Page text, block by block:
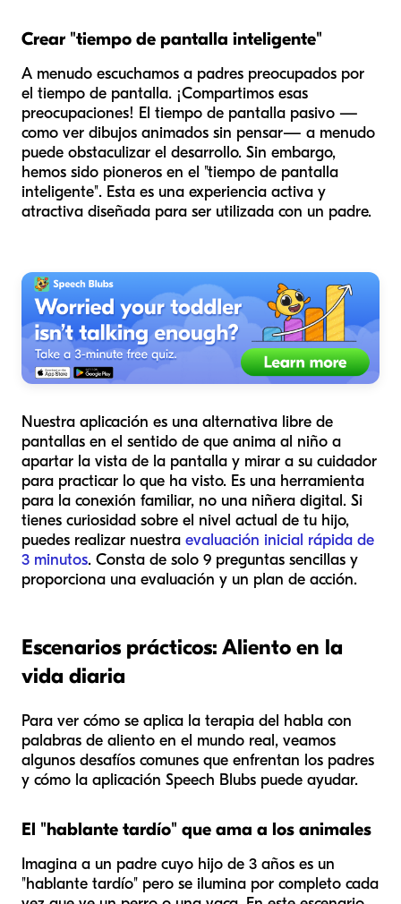
Crear "tiempo de pantalla inteligente"
A menudo escuchamos a padres preocupados por
el tiempo de pantalla. ¡Compartimos esas
preocupaciones! El tiempo de pantalla pasivo —
como ver dibujos animados sin pensar— a menudo
puede obstaculizar el desarrollo. Sin embargo,
hemos sido pioneros en el "tiempo de pantalla
inteligente". Esta es una experiencia activa y
atractiva diseñada para ser utilizada con un padre.
Nuestra aplicación es una alternativa libre de
pantallas en el sentido de que anima al niño a
apartar la vista de la pantalla y mirar a su cuidador
para practicar lo que ha visto. Es una herramienta
para la conexión familiar, no una niñera digital. Si
tienes curiosidad sobre el nivel actual de tu hijo,
puedes realizar nuestra evaluación inicial rápida de
3 minutos. Consta de solo 9 preguntas sencillas y
proporciona una evaluación y un plan de acción.
Escenarios prácticos: Aliento en la
vida diaria
Para ver cómo se aplica la terapia del habla con
palabras de aliento en el mundo real, veamos
algunos desafíos comunes que enfrentan los padres
y cómo la aplicación Speech Blubs puede ayudar.
El "hablante tardío" que ama a los animales
Imagina a un padre cuyo hijo de 3 años es un
"hablante tardío" pero se ilumina por completo cada